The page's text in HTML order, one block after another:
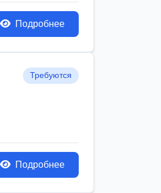
Подробнее
Требуются
Подробнее